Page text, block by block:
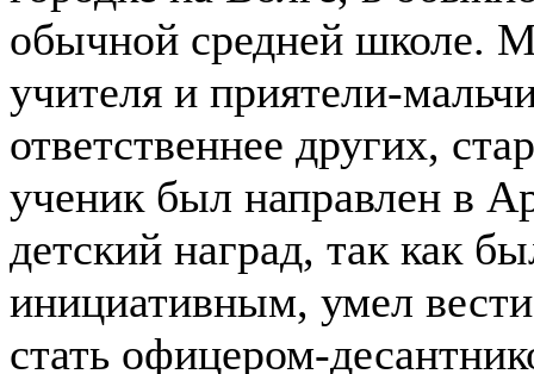
обычной средней школе.
учителя и приятели-
ответственнее других,
ученик был направлен в
детский наград, так как
инициативным, умел
стать офицером-